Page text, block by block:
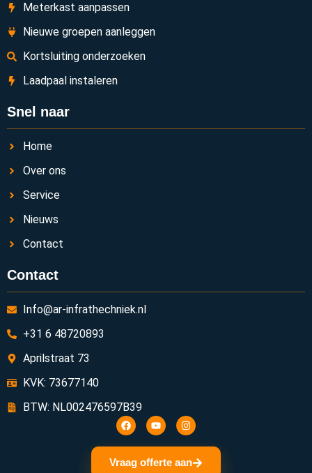
Meterkast aanpassen
Nieuwe groepen aanleggen
Kortsluiting onderzoeken
Laadpaal instaleren
Snel naar
Home
Over ons
Service
Nieuws
Contact
Contact
Info@ar-infrathechniek.nl
+31 6 48720893
Aprilstraat 73
KVK: 73677140
BTW: NL002476597B39
Vraag offerte aan